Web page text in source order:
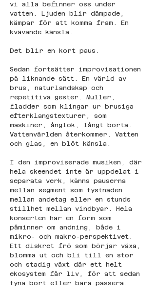
vi alla befinner oss under
vatten. Ljuden blir dämpade,
kämpar för att komma fram. En
kvävande känsla.
Det blir en kort paus.
Sedan fortsätter improvisationen
på liknande sätt. En värld av
brus, naturlandskap och
repetitiva gester. Muller,
fladder som klingar ur brusiga
efterklangstexturer, som
maskiner, ånglok, långt borta.
Vattenvärlden återkommer. Vatten
och glas, en blöt känsla.
I den improviserade musiken, där
hela skeendet inte är uppdelat i
separata verk, känns pauserna
mellan segment som tystnaden
mellan andetag eller en stunds
stillhet mellan vindbyar. Hela
konserten har en form som
påminner om andning, både i
mikro- och makro-perspektivet.
Ett diskret frö som börjar växa,
blomma ut och bli till en stor
och stadig växt där ett helt
ekosystem får liv, för att sedan
tyna bort eller bara passera.